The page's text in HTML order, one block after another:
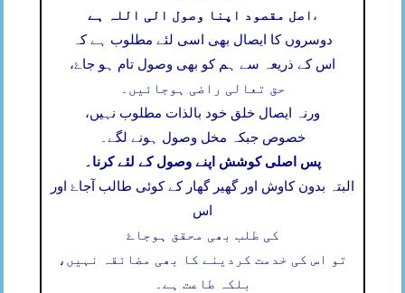
اصل مقصود اپنا وصول الی اللہ ہے ،
دوسروں کا ایصال بھی اسی لئے مطلوب ہے کہ
اس کے ذریعہ سے ہم کو بھی وصول تام ہو جاۓ،
حق تعالی راضی ہوجائیں۔
ورنہ ایصال خلق خود بالذات مطلوب نہیں،
خصوص جبکہ مخل وصول ہونے لگے۔
پس اصلی کوشش اپنے وصول کے لئے کرنا۔
البتہ بدون کاوش اور گھیر گھار کے کوئی طالب آجاۓ اور
اس
کی طلب بھی محقق ہوجاۓ
تو اس کی خدمت کردینے کا بھی مضائقہ نہیں،
بلکہ طاعت ہے۔